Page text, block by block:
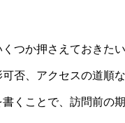
つか押さえておきた
否、アクセスの道順
くことで、訪問前の